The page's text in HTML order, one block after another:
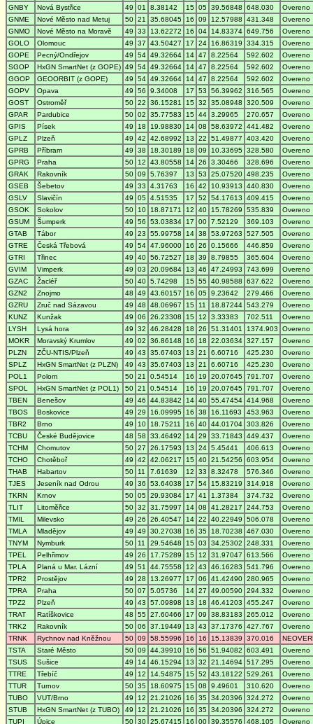
GNBY
Nová Bystřice 49 01 8.38142 15 05 39.56848 648.030
Overeno
GNME
Nové Město nad Metuj 50 21 35.68045 16 09 12.57988 431.348
Overeno
GNMO
Nové Město na Moravě 49 33 13.62272 16 04 14.83374 649.756
Overeno
GOLO
Olomouc 49 37 43.50427 17 24 16.86319 334.315
Overeno
GOPE
Pecný/Ondřejov 49 54 49.32664 14 47 8.22564 592.602
Overeno
SGOP
HxGN SmartNet (z GOPE) 49 54 49.32664 14 47 8.22564 592.602
Overeno
GGOP
GEOORBIT (z GOPE) 49 54 49.32664 14 47 8.22564 592.602
Overeno
GOPV
Opava 49 56 9.34008 17 53 56.39962 316.565
Overeno
GOST
Ostroměř 50 22 36.15281 15 32 35.08948 320.509
Overeno
GPAR
Pardubice 50 02 35.77583 15 44 3.29965 270.657
Overeno
GPIS
Písek 49 18 19.98830 14 08 58.63972 441.482
Overeno
GPLZ
Plzeň 49 42 42.68992 13 22 51.49877 403.420
Overeno
GPRB
Příbram 49 38 18.30189 18 09 10.33695 328.580
Overeno
GPRG
Praha 50 12 43.80558 14 26 3.30466 328.696
Overeno
GRAK
Rakovník 50 09 5.76397 13 53 25.07520 498.235
Overeno
GSEB
Šebetov 49 33 4.31763 16 42 10.93913 440.830
Overeno
GSLV
Slavičín 49 05 4.51535 17 52 54.17613 409.415
Overeno
GSOK
Sokolov 50 10 18.87171 12 40 15.78269 535.839
Overeno
GSUM
Šumperk 49 56 53.03834 17 00 7.52129 369.103
Overeno
GTAB
Tábor 49 23 55.99758 14 38 53.97263 527.505
Overeno
GTRE
Česká Třebová 49 54 47.96000 16 26 0.15666 446.859
Overeno
GTRI
Třinec 49 40 56.72527 18 39 8.79855 365.604
Overeno
GVIM
Vimperk 49 03 20.09684 13 46 47.24993 743.699
Overeno
GZAC
Žacléř 50 40 5.74298 15 55 40.98588 637.622
Overeno
GZN2
Znojmo 48 49 43.60157 16 05 9.23642 279.466
Overeno
GZRU
Zruč nad Sázavou 49 48 48.06967 15 11 18.87244 543.279
Overeno
KUNZ
Kunžak 49 06 26.23308 15 12 3.33383 702.511
Overeno
LYSH
Lysá hora 49 32 46.28428 18 26 51.31401 1374.903
Overeno
MOKR
Moravský Krumlov 49 02 36.86148 16 18 22.03634 327.157
Overeno
PLZN
ZČU-NTIS/Plzeň 49 43 35.67403 13 21 6.60716 425.230
Overeno
SPLZ
HxGN SmartNet (z PLZN) 49 43 35.67403 13 21 6.60716 425.230
Overeno
POL1
Polom 50 21 0.54514 16 19 20.07645 791.707
Overeno
SPOL
HxGN SmartNet (z POL1) 50 21 0.54514 16 19 20.07645 791.707
Overeno
TBEN
Benešov 49 46 44.83842 14 40 55.47454 414.968
Overeno
TBOS
Boskovice 49 29 16.09995 16 38 16.11693 453.963
Overeno
TBR2
Brno 49 10 18.75211 16 40 44.01704 303.826
Overeno
TCBU
České Budějovice 48 58 33.46492 14 29 33.71843 449.437
Overeno
TCHM
Chomutov 50 27 26.17593 13 24 5.45441 406.613
Overeno
TCHO
Chotěboř 49 42 42.06217 15 40 21.54256 603.954
Overeno
THAB
Habartov 50 11 7.61639 12 33 8.32478 576.346
Overeno
TJES
Jeseník nad Odrou 49 36 53.64038 17 54 15.83219 314.918
Overeno
TKRN
Krnov 50 05 29.93084 17 41 1.37384 374.732
Overeno
TLIT
Litoměřice 50 32 31.75997 14 08 41.28217 244.753
Overeno
TMIL
Milevsko 49 26 26.40547 14 22 40.22949 506.078
Overeno
TMLA
Mladějov 49 49 30.27038 16 35 18.70238 467.030
Overeno
TNYM
Nymburk 50 11 29.54648 15 03 34.25302 248.331
Overeno
TPEL
Pelhřimov 49 26 17.75289 15 12 31.97047 613.566
Overeno
TPLA
Planá u Mar. Lázní 49 51 44.75558 12 43 46.16283 541.796
Overeno
TPR2
Prostějov 49 28 13.26977 17 06 41.42490 280.965
Overeno
TPRA
Praha 50 07 5.05736 14 27 49.00590 294.332
Overeno
TPZ2
Plzeň 49 43 57.09898 13 18 46.41203 455.247
Overeno
TRAT
Ratíškovice 48 55 27.60466 17 09 38.83183 265.012
Overeno
TRK2
Rakovník 50 06 37.19449 13 43 37.17376 427.767
Overeno
TRNK
Rychnov nad Kněžnou 50 09 58.55996 16 16 15.13839 370.016
TSTA
Staré Město 50 09 44.39910 16 56 51.94082 603.491
Overeno
TSUS
Sušice 49 14 46.15294 13 32 21.14694 517.295
Overeno
TTRE
Třebíč 49 12 14.54875 15 52 43.18122 529.261
Overeno
TTUR
Turnov 50 35 18.60975 15 08 9.49601 310.620
Overeno
TUBO
VUT/Brno 49 12 21.21026 16 35 34.20396 324.272
Overeno
STUB
HxGN SmartNet (z TUBO) 49 12 21.21026 16 35 34.20396 324.272
Overeno
TUPI
Úpice 50 30 25.67415 16 00 39.35576 468.105 Overeno